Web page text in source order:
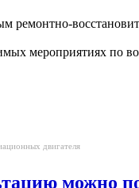
ремонтно-
мероприятиях по
двигателя
можно